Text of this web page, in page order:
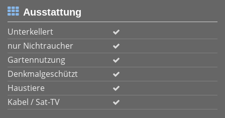
Ausstattung
Unterkellert
nur Nichtraucher
Gartennutzung
Denkmalgeschützt
Haustiere
Kabel / Sat-TV